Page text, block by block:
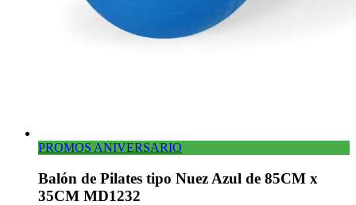
PROMOS ANIVERSARIO
Balón de Pilates tipo Nuez Azul de 85CM x
35CM MD1232